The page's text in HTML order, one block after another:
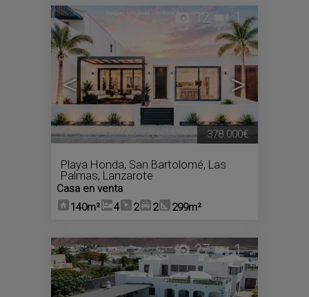
< >
12 1
Playa Honda, San Bartolomé, Las
Palmas, Lanzarote
Casa en venta
140m²
4 2 2 299m²
378.000€
27 1